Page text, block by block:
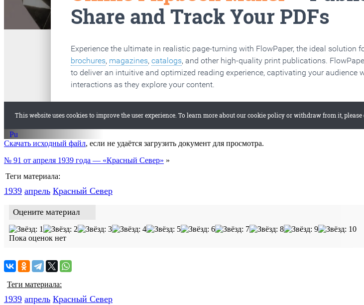
Вологда старые газеты
Скачать исходный файл, если не удаётся загрузить документ для просмотра.
№ 91 от апреля 1939 года — «Красный Север» »
Теги материала:
1939 апрель Красный Cевер
Оцените материал
Пока оценок нет
Теги материала:
1939 апрель Красный Cевер